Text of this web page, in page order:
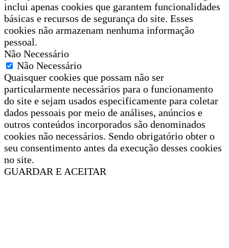
inclui apenas cookies que garantem funcionalidades
básicas e recursos de segurança do site. Esses
cookies não armazenam nenhuma informação
pessoal.
Não Necessário
Não Necessário
Quaisquer cookies que possam não ser
particularmente necessários para o funcionamento
do site e sejam usados especificamente para coletar
dados pessoais por meio de análises, anúncios e
outros conteúdos incorporados são denominados
cookies não necessários. Sendo obrigatório obter o
seu consentimento antes da execução desses cookies
no site.
GUARDAR E ACEITAR